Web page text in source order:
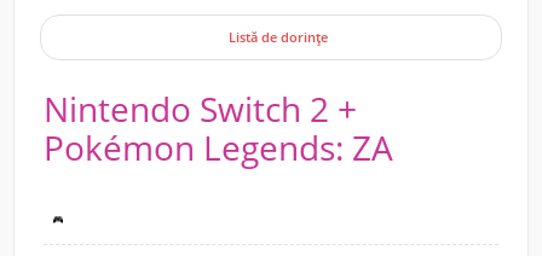
Listă de dorințe
Nintendo Switch 2 +
Pokémon Legends: ZA